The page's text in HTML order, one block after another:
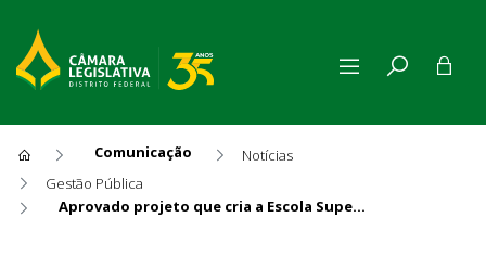
Comunicação
Notícias
Gestão Pública
Aprovado projeto que cria a Escola Superior da Defensoria Pública do DF